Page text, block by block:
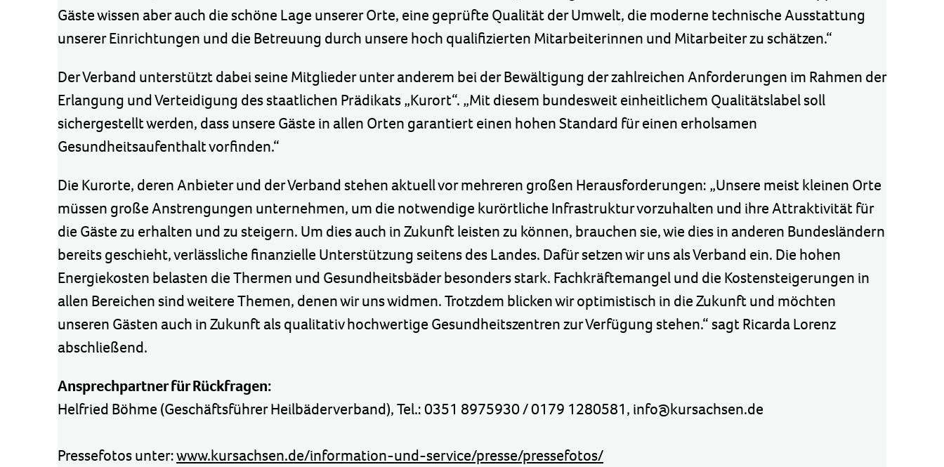
Gäste wissen aber auch die schöne Lage unserer Orte, eine geprüfte Qualität der Umwelt, die moderne technische Ausstattung
unserer Einrichtungen und die Betreuung durch unsere hoch qualifizierten Mitarbeiterinnen und Mitarbeiter zu schätzen.“
Der Verband unterstützt dabei seine Mitglieder unter anderem bei der Bewältigung der zahlreichen Anforderungen im Rahmen der
Erlangung und Verteidigung des staatlichen Prädikats „Kurort“. „Mit diesem bundesweit einheitlichem Qualitätslabel soll
sichergestellt werden, dass unsere Gäste in allen Orten garantiert einen hohen Standard für einen erholsamen
Gesundheitsaufenthalt vorfinden.“
Die Kurorte, deren Anbieter und der Verband stehen aktuell vor mehreren großen Herausforderungen: „Unsere meist kleinen Orte
müssen große Anstrengungen unternehmen, um die notwendige kurörtliche Infrastruktur vorzuhalten und ihre Attraktivität für
die Gäste zu erhalten und zu steigern. Um dies auch in Zukunft leisten zu können, brauchen sie, wie dies in anderen Bundesländern
bereits geschieht, verlässliche finanzielle Unterstützung seitens des Landes. Dafür setzen wir uns als Verband ein. Die hohen
Energiekosten belasten die Thermen und Gesundheitsbäder besonders stark. Fachkräftemangel und die Kostensteigerungen in
allen Bereichen sind weitere Themen, denen wir uns widmen. Trotzdem blicken wir optimistisch in die Zukunft und möchten
unseren Gästen auch in Zukunft als qualitativ hochwertige Gesundheitszentren zur Verfügung stehen.“ sagt Ricarda Lorenz
abschließend.
Ansprechpartner für Rückfragen:
Helfried Böhme (Geschäftsführer Heilbäderverband), Tel.: 0351 8975930 / 0179 1280581, info@kursachsen.de
Pressefotos unter:www.kursachsen.de/information-und-service/presse/pressefotos/